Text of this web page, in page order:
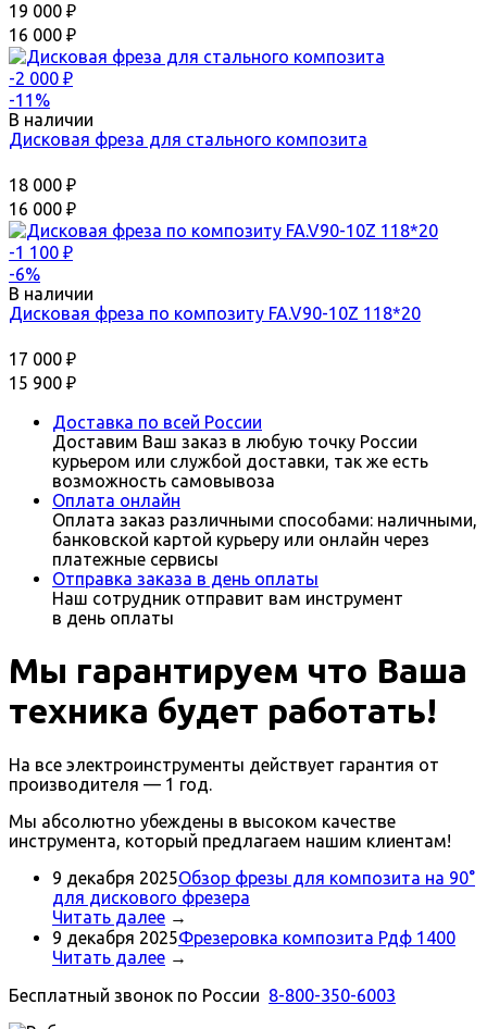
19 000 ₽
16 000 ₽
-2 000 ₽
-11%
В наличии
Дисковая фреза для стального композита
18 000 ₽
16 000 ₽
-1 100 ₽
-6%
В наличии
Дисковая фреза по композиту FA.V90-10Z 118*20
17 000 ₽
15 900 ₽
Доставка по всей России
Доставим Ваш заказ в любую точку России
курьером или службой доставки, так же есть
возможность самовывоза
Оплата онлайн
Оплата заказ различными способами: наличными,
банковской картой курьеру или онлайн через
платежные сервисы
Отправка заказа в день оплаты
Наш сотрудник отправит вам инструмент
в день оплаты
Мы гарантируем что Ваша
техника будет работать!
На все электроинструменты действует гарантия от
производителя — 1 год.
Мы абсолютно убеждены в высоком качестве
инструмента, который предлагаем нашим клиентам!
9 декабря 2025Обзор фрезы для композита на 90°
для дискового фрезера
Читать далее →
9 декабря 2025Фрезеровка композита Рдф 1400
Читать далее →
Бесплатный звонок по России 8-800-350-6003